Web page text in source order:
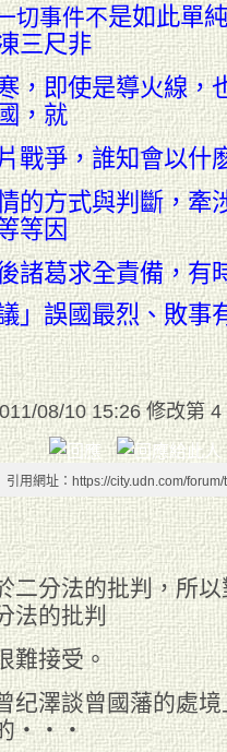
切事件不是如此單
三尺非
，即使是導火線，
，就
戰爭，誰知會以什
的方式與判斷，牽
等因
諸葛求全責備，有
」誤國最烈、敗事
08/10 15:26 修改第 4
引用網址：https://city.udn.com/
二分法的批判，所
法的批判
難接受。
纪澤談曾國藩的處
的‧‧‧